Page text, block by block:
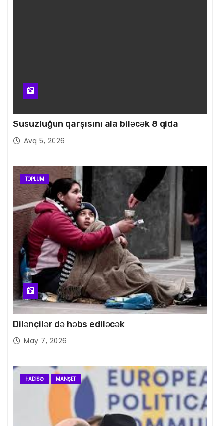
Susuzluğun qarşısını ala biləcək 8 qida
Avq 5, 2026
TOPLUM
Dilənçilər də həbs ediləcək
May 7, 2026
HADISƏ MANŞET